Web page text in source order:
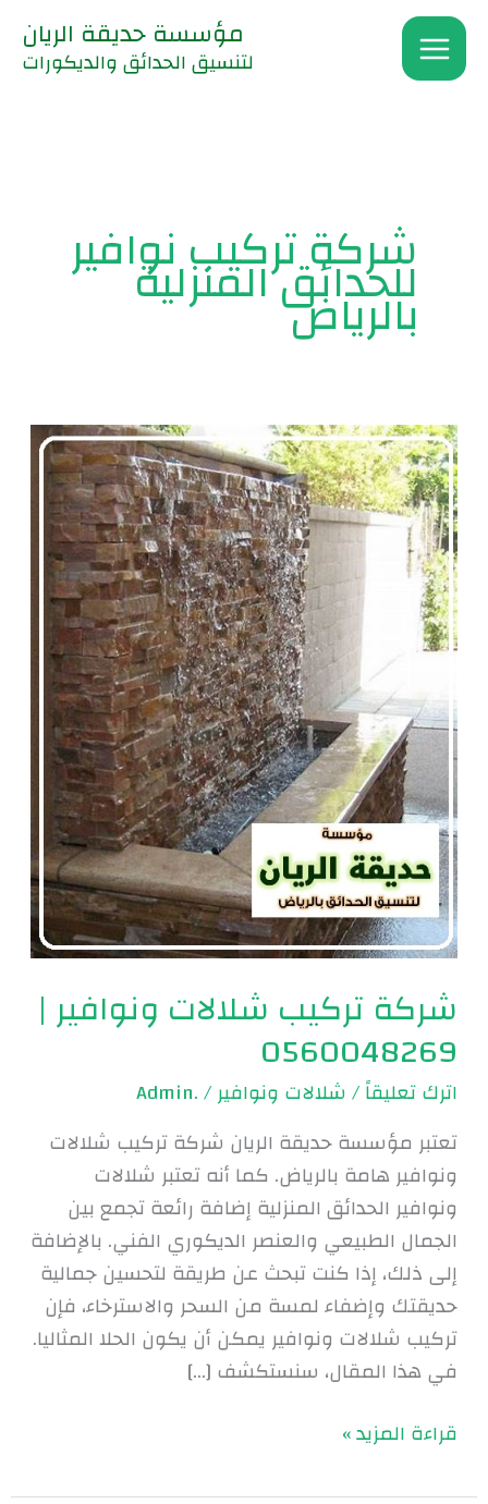
تخطي
المحتوى
مؤسسة حديقة الريان
لتنسيق الحدائق والديكورات
شركة تركيب نوافير
للحدائق المنزلية
بالرياض
شركة تركيب شلالات ونوافير |
0560048269
اترك تعليقاً/شلالات ونوافير/
.Admin
تعتبر مؤسسة حديقة الريان شركة تركيب شلالات
ونوافير هامة بالرياض. كما أنه تعتبر شلالات
ونوافير الحدائق المنزلية إضافة رائعة تجمع بين
الجمال الطبيعي والعنصر الديكوري الفني. بالإضافة
إلى ذلك، إذا كنت تبحث عن طريقة لتحسين جمالية
حديقتك وإضفاء لمسة من السحر والاسترخاء، فإن
تركيب شلالات ونوافير يمكن أن يكون الحلا المثاليا.
في هذا المقال، سنستكشف […]
شركة
تركيب
شلالات
ونوافير
|
0560048269
قراءة المزيد »